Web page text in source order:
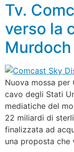
Tv.
verso la
Nuova mossa
cavo degli Stati
mediatiche del
22 miliardi di
finalizzata ad
una proposta